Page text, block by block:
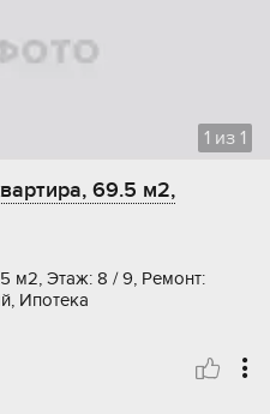
1 из 1
69.5 м2,
м2, Этаж: 8 / 9, Ремонт:
Ипотека